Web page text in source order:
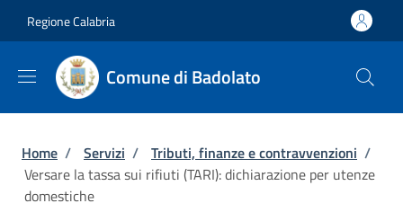
Regione Calabria
Comune di Badolato
Briciole di pane
Home / Servizi / Tributi, finanze e contravvenzioni /
Versare la tassa sui rifiuti (TARI): dichiarazione per utenze
domestiche